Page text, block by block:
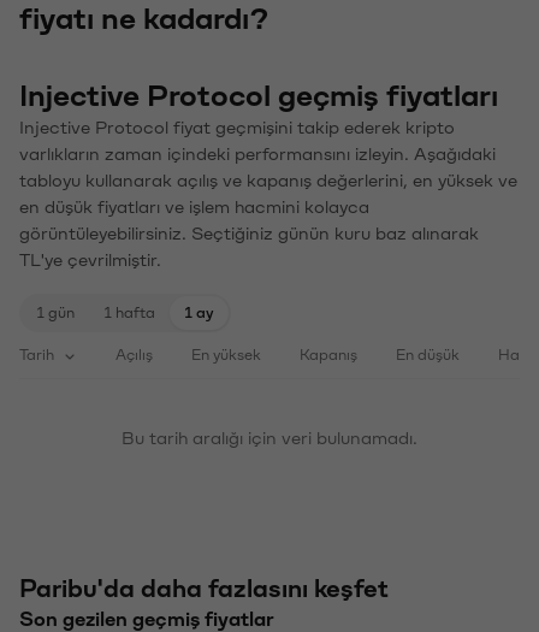
fiyatı ne kadardı?
Injective Protocol geçmiş fiyatları
Injective Protocol fiyat geçmişini takip ederek kripto
varlıkların zaman içindeki performansını izleyin. Aşağıdaki
tabloyu kullanarak açılış ve kapanış değerlerini, en yüksek ve
en düşük fiyatları ve işlem hacmini kolayca
görüntüleyebilirsiniz. Seçtiğiniz günün kuru baz alınarak
TL'ye çevrilmiştir.
1 gün 1 hafta 1 ay
Tarih Açılış En yüksek Kapanış En düşük
Bu tarih aralığı için veri bulunamadı.
Paribu'da daha fazlasını keşfet
Son gezilen geçmiş fiyatlar